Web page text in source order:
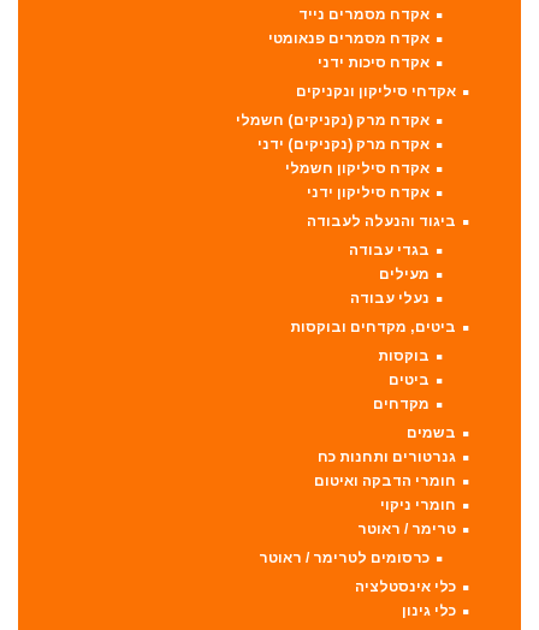
אקדח מסמרים נייד
אקדח מסמרים פנאומטי
אקדח סיכות ידני
אקדחי סיליקון ונקניקים
אקדח מרק (נקניקים) חשמלי
אקדח מרק (נקניקים) ידני
אקדח סיליקון חשמלי
אקדח סיליקון ידני
ביגוד והנעלה לעבודה
בגדי עבודה
מעילים
נעלי עבודה
ביטים, מקדחים ובוקסות
בוקסות
ביטים
מקדחים
בשמים
גנרטורים ותחנות כח
חומרי הדבקה ואיטום
חומרי ניקוי
טרימר / ראוטר
כרסומים לטרימר / ראוטר
כלי אינסטלציה
כלי גינון